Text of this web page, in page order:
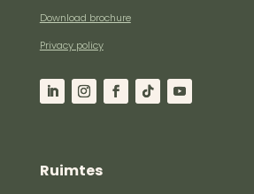
Download brochure
Privacy policy
Ruimtes